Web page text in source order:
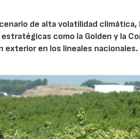
de alta volatilidad climática,
como la Golden y la
exterior en los lineales nacionales.